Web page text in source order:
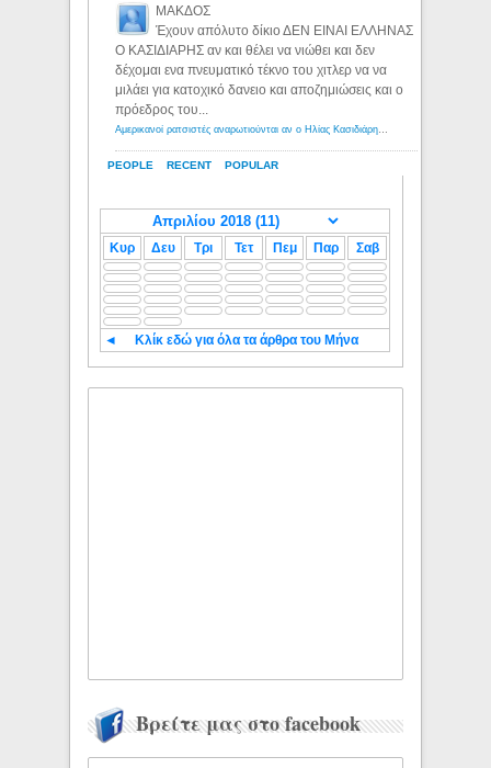
PEOPLE RECENT POPULAR
ΜΑΚΔΟΣ
Έχουν απόλυτο δίκιο ΔΕΝ ΕΙΝΑΙ ΕΛΛΗΝΑΣ
Ο ΚΑΣΙΔΙΑΡΗΣ αν και θέλει να νιώθει και δεν
δέχομαι ενα πνευματικό τέκνο του χιτλερ να να
μιλάει για κατοχικό δανειο και αποζημιώσεις και ο
πρόεδρος του...
Αμερικανοί ρατσιστές αναρωτιούνται αν ο Ηλίας Κασιδιάρης ανήκει στη λευκή φυλή... - Λόγιος Ερμής
Κυρ Δευ Τρι Τετ Πεμ Παρ Σαβ
◄ Κλίκ εδώ για όλα τα άρθρα του Μήνα
Βρείτε μας στο facebook